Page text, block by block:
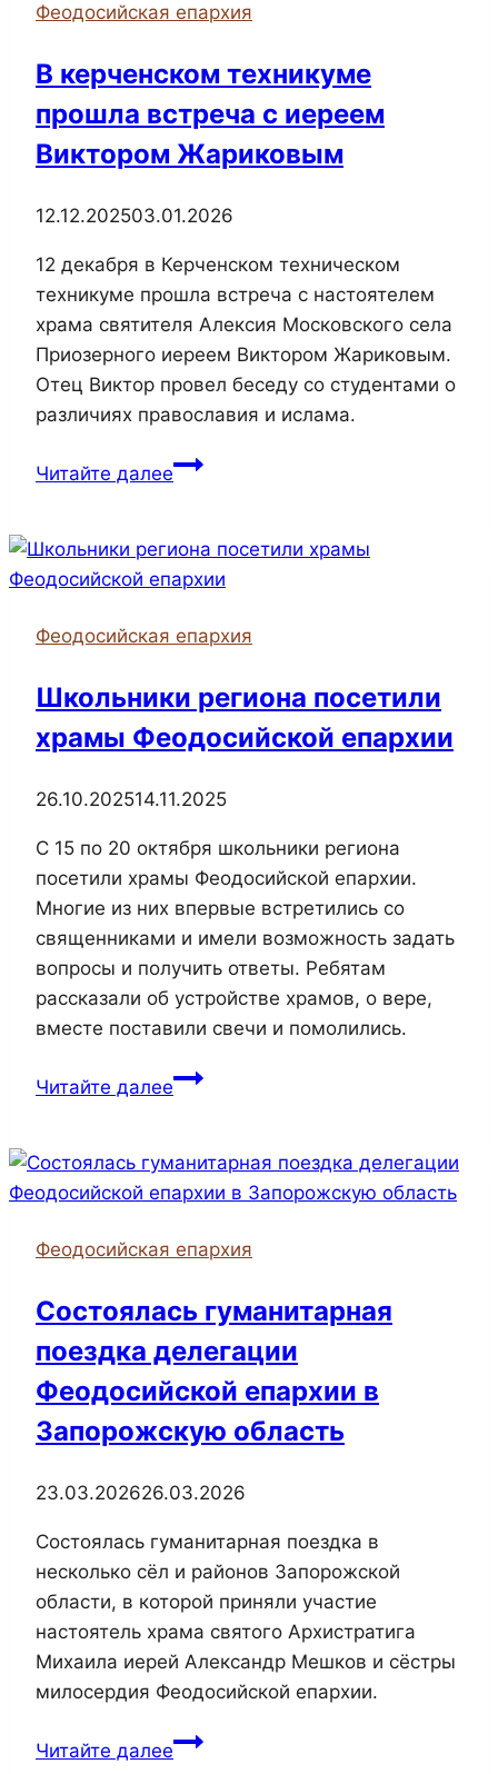
города
отправились
в
лес
Феодосийская епархия
В керченском техникуме
прошла встреча с иереем
Виктором Жариковым
12.12.202503.01.2026
12 декабря в Керченском техническом
техникуме прошла встреча с настоятелем
храма святителя Алексия Московского села
Приозерного иереем Виктором Жариковым.
Отец Виктор провел беседу со студентами о
различиях православия и ислама.
Читайте далееВ
прошла
встреча
иереем
Жариковым
Феодосийская епархия
Школьники региона посетили
храмы Феодосийской епархии
26.10.202514.11.2025
С 15 по 20 октября школьники региона
посетили храмы Феодосийской епархии.
Многие из них впервые встретились со
священниками и имели возможность задать
вопросы и получить ответы. Ребятам
рассказали об устройстве храмов, о вере,
вместе поставили свечи и помолились.
Читайте далееШкольники
храмы
Феодосийской
Феодосийская епархия
Состоялась гуманитарная
поездка делегации
Феодосийской епархии в
Запорожскую область
23.03.202626.03.2026
Состоялась гуманитарная поездка в
несколько сёл и районов Запорожской
области, в которой приняли участие
настоятель храма святого Архистратига
Михаила иерей Александр Мешков и сёстры
милосердия Феодосийской епархии.
Читайте далееСостоялась